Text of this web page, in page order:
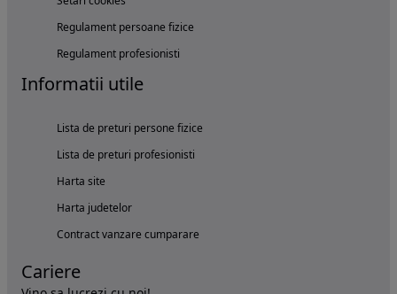
Regulament persoane fizice
Regulament profesionisti
Informatii utile
Lista de preturi persone fizice
Lista de preturi profesionisti
Harta site
Harta judetelor
Contract vanzare cumparare
Cariere